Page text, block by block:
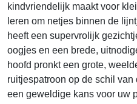
kindvriendelijk maakt voor
leren om netjes binnen de
heeft een supervrolijk
oogjes en een brede,
hoofd pronkt een grote,
ruitjespatroon op de schil
een geweldige kans voor uw